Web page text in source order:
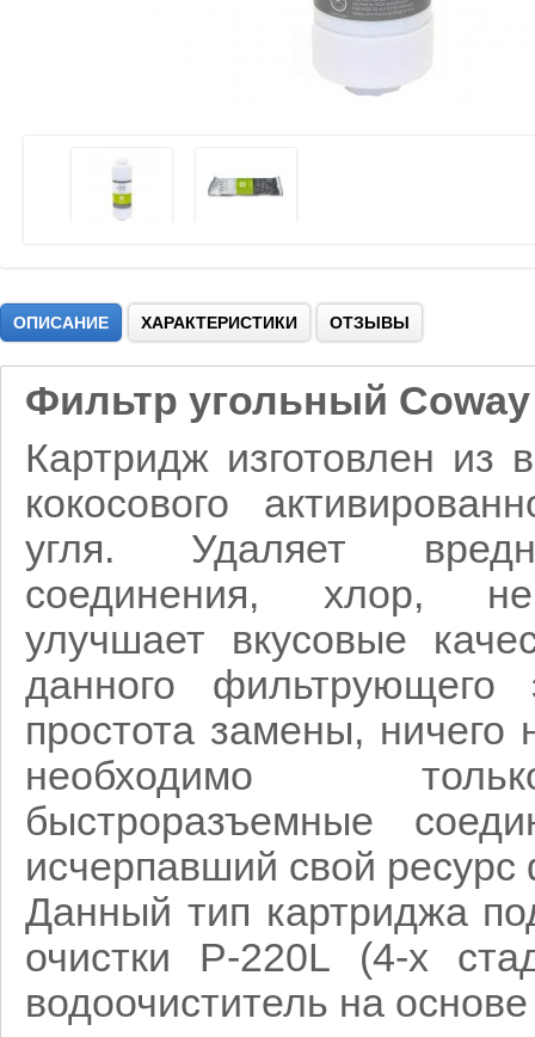
ОПИСАНИЕ ХАРАКТЕРИСТИКИ ОТЗЫВЫ
Фильтр угольный Coway
Картридж изготовлен из
кокосового
угля. Удаляет
соединения, хлор,
улучшает вкусовые
данного фильтрующего
простота замены, ничего
необходимо
быстроразъемные
исчерпавший свой
Данный тип картриджа
очистки P-220L (4-х
водоочиститель на